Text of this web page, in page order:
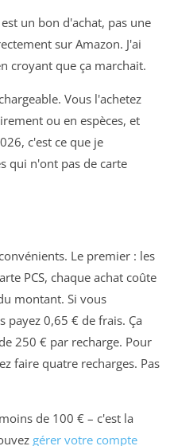
un bon d'achat, pas une
sur Amazon. J'ai
croyant que ça marchait.
Vous l'achetez
ou en espèces, et
c'est ce que je
qui n'ont pas de carte
Le premier : les
PCS, chaque achat coûte
montant. Si vous
payez 0,65 € de frais. Ça
250 € par recharge. Pour
faire quatre recharges. Pas
de 100 € – c'est la
gérer votre compte